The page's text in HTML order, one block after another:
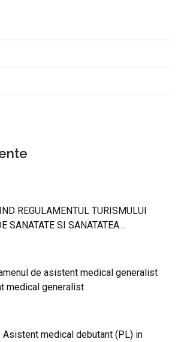
REGULAMENTUL TURISMULUI
SANATATE SI SANATATEA
de asistent medical generalist
medical generalist
Asistent medical debutant (PL) in